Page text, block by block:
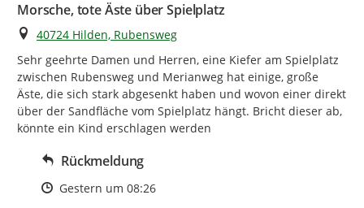
Morsche, tote Äste über Spielplatz
Ort
40724 Hilden, Rubensweg
Sehr geehrte Damen und Herren, eine Kiefer am Spielplatz
zwischen Rubensweg und Merianweg hat einige, große
Äste, die sich stark abgesenkt haben und wovon einer direkt
über der Sandfläche vom Spielplatz hängt. Bricht dieser ab,
könnte ein Kind erschlagen werden
Rückmeldung
Zeitpunkt des Erstellens
Gestern um 08:26